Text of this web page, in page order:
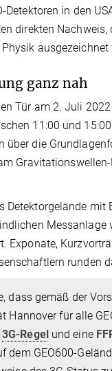
Detektoren in den
direkten Nachweis,
ausgezeichnet
ganz nah
Tür am 2. Juli
11:00 und
über die
Detektorgelände mit
Messanlage
Exponate,
runden
dass gemäß der
Hannover für alle
3G-Regelund eine
dem GEO600-